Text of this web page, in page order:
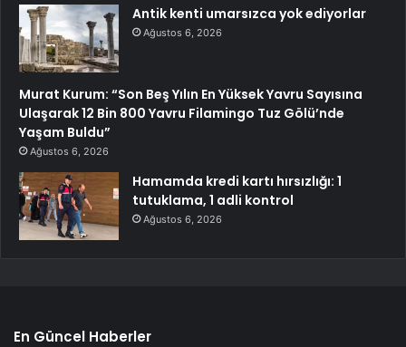
Antik kenti umarsızca yok ediyorlar
Ağustos 6, 2026
Murat Kurum: “Son Beş Yılın En Yüksek Yavru Sayısına
Ulaşarak 12 Bin 800 Yavru Filamingo Tuz Gölü’nde
Yaşam Buldu”
Ağustos 6, 2026
Hamamda kredi kartı hırsızlığı: 1
tutuklama, 1 adli kontrol
Ağustos 6, 2026
En Güncel Haberler